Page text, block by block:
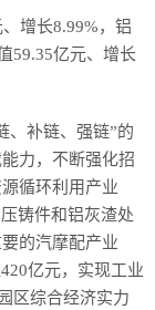
增长8.99%，铝
59.35亿元、增长
、补链、强链”的
力，不断强化招
循环利用产业
铸件和铝灰渣处
的汽摩配产业
亿元，实现工业
区综合经济实力